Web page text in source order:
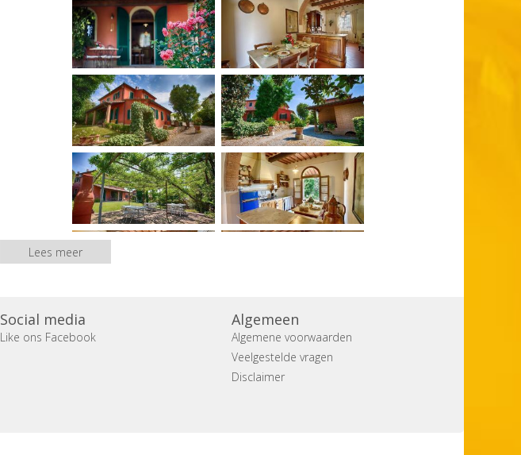
Lees meer
Social media
Like ons Facebook
Algemeen
Algemene voorwaarden
Veelgestelde vragen
Disclaimer